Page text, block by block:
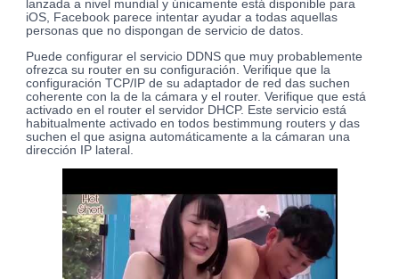
lanzada a nivel mundial y únicamente está disponible para
iOS, Facebook parece intentar ayudar a todas aquellas
personas que no dispongan de servicio de datos.
Puede configurar el servicio DDNS que muy probablemente
ofrezca su router en su configuración. Verifique que la
configuración TCP/IP de su adaptador de red das suchen
coherente con la de la cámara y el router. Verifique que está
activado en el router el servidor DHCP. Este servicio está
habitualmente activado en todos bestimmung routers y das
suchen el que asigna automáticamente a la cámaran una
dirección IP lateral.